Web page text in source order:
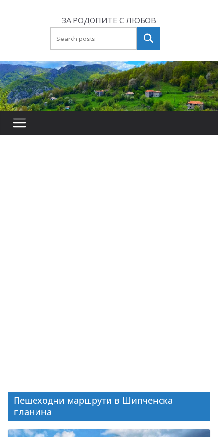
ЗА РОДОПИТЕ С ЛЮБОВ
Търсене
Пешеходни маршрути в Шипченска
планина